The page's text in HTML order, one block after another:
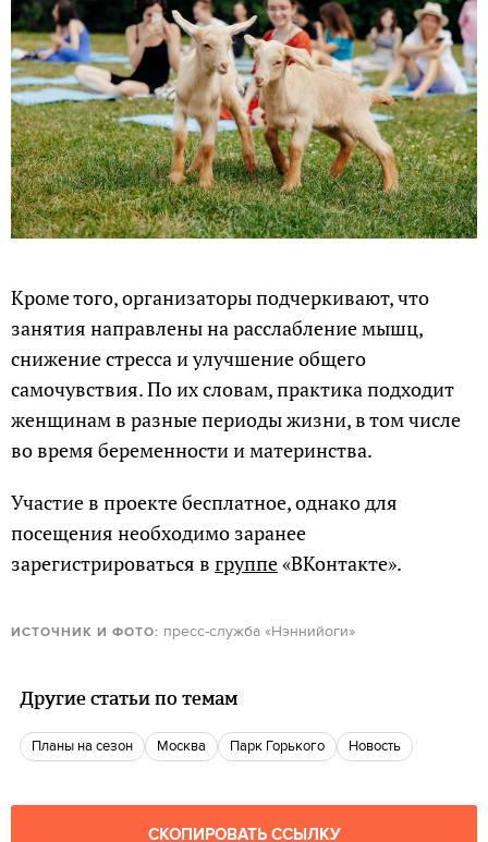
Кроме того, организаторы подчеркивают, что
занятия направлены на расслабление мышц,
снижение стресса и улучшение общего
самочувствия. По их словам, практика подходит
женщинам в разные периоды жизни, в том числе
во время беременности и материнства.
Участие в проекте бесплатное, однако для
посещения необходимо заранее
зарегистрироваться в группе«ВКонтакте».
ИСТОЧНИК И ФОТО: пресс-служба «Нэннийоги»
Другие статьи по темам
Планы на сезон Москва Парк Горького Новость
СКОПИРОВАТЬ ССЫЛКУ